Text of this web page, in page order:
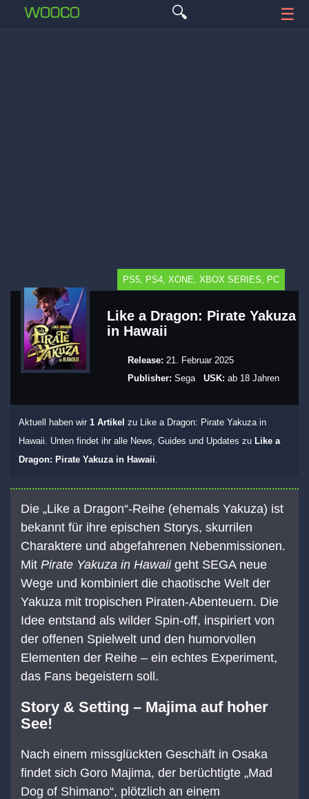
🔍 ☰
PS5, PS4, XONE, XBOX SERIES, PC
Like a Dragon: Pirate Yakuza
in Hawaii
Release: 21. Februar 2025
Publisher: Sega USK: ab 18 Jahren
Aktuell haben wir 1 Artikel zu Like a Dragon: Pirate Yakuza in
Hawaii. Unten findet ihr alle News, Guides und Updates zu Like a
Dragon: Pirate Yakuza in Hawaii.
Die „Like a Dragon“-Reihe (ehemals Yakuza) ist
bekannt für ihre epischen Storys, skurrilen
Charaktere und abgefahrenen Nebenmissionen.
Mit Pirate Yakuza in Hawaiigeht SEGA neue
Wege und kombiniert die chaotische Welt der
Yakuza mit tropischen Piraten-Abenteuern. Die
Idee entstand als wilder Spin-off, inspiriert von
der offenen Spielwelt und den humorvollen
Elementen der Reihe – ein echtes Experiment,
das Fans begeistern soll.
Story & Setting – Majima auf hoher
See!
Nach einem missglückten Geschäft in Osaka
findet sich Goro Majima, der berüchtigte „Mad
Dog of Shimano“, plötzlich an einem